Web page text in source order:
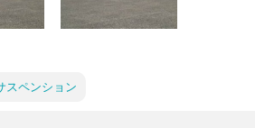
スペンション